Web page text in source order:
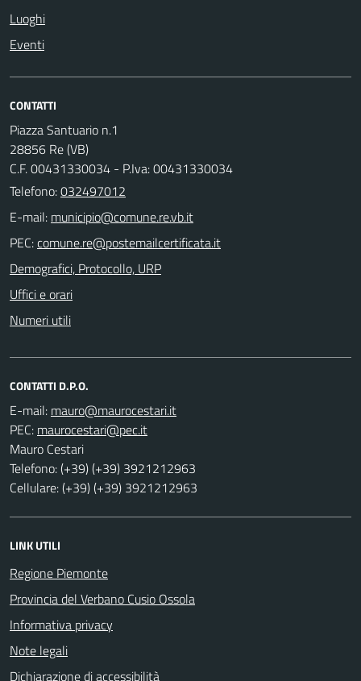
Luoghi
Eventi
CONTATTI
Piazza Santuario n.1
28856 Re (VB)
C.F. 00431330034 - P.Iva: 00431330034
Telefono:032497012
E-mail:
PEC:
Demografici, Protocollo, URP
Uffici e orari
Numeri utili
CONTATTI D.P.O.
E-mail:
PEC:
Mauro Cestari
Telefono: (+39) (+39) 3921212963
Cellulare: (+39) (+39) 3921212963
LINK UTILI
Regione Piemonte
Provincia del Verbano Cusio Ossola
Informativa privacy
Note legali
Dichiarazione di accessibilità